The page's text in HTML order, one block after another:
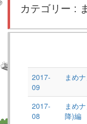
カテゴリー :
2017-
09
まめ
2017-
08
まめ
降)編